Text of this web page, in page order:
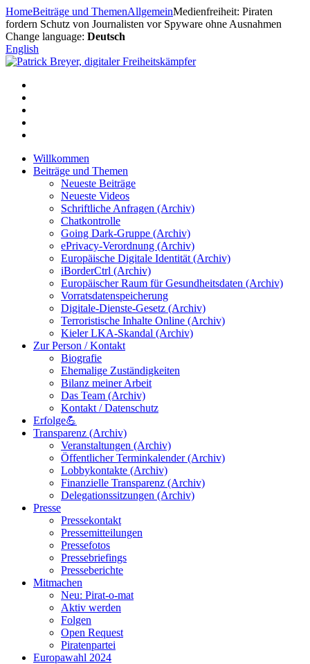
Zum
Inhalt
springen
HomeBeiträge und ThemenAllgemeinMedienfreiheit: Piraten
fordern Schutz von Journalisten vor Spyware ohne Ausnahmen
Change language: Deutsch
English
Willkommen
Beiträge und Themen
Neueste Beiträge
Neueste Videos
Schriftliche Anfragen (Archiv)
Chatkontrolle
Going Dark-Gruppe (Archiv)
ePrivacy-Verordnung (Archiv)
Europäische Digitale Identität (Archiv)
iBorderCtrl (Archiv)
Europäischer Raum für Gesundheitsdaten (Archiv)
Vorratsdatenspeicherung
Digitale-Dienste-Gesetz (Archiv)
Terroristische Inhalte Online (Archiv)
Kieler LKA-Skandal (Archiv)
Zur Person / Kontakt
Biografie
Ehemalige Zuständigkeiten
Bilanz meiner Arbeit
Das Team (Archiv)
Kontakt / Datenschutz
Erfolge💪
Transparenz (Archiv)
Veranstaltungen (Archiv)
Öffentlicher Terminkalender (Archiv)
Lobbykontakte (Archiv)
Finanzielle Transparenz (Archiv)
Delegationssitzungen (Archiv)
Presse
Pressekontakt
Pressemitteilungen
Pressefotos
Pressebriefings
Presseberichte
Mitmachen
Neu: Pirat-o-mat
Aktiv werden
Folgen
Open Request
Piratenpartei
Europawahl 2024